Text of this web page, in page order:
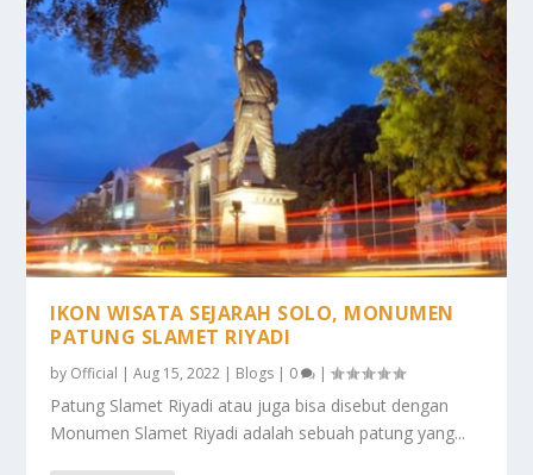
IKON WISATA SEJARAH SOLO, MONUMEN
PATUNG SLAMET RIYADI
by Official |Aug 15, 2022 | Blogs | 0 |
Patung Slamet Riyadi atau juga bisa disebut dengan
Monumen Slamet Riyadi adalah sebuah patung yang...